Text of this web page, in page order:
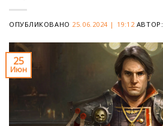
ОПУБЛИКОВАНО 25.06.2024 | 19:12АВТОР:
25
Июн